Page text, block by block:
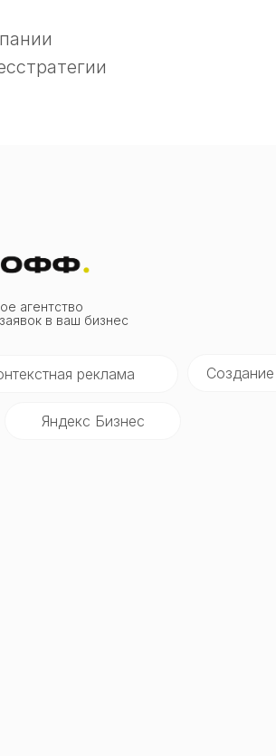
агентство
в ваш бизнес
реклама
Яндекс Бизнес